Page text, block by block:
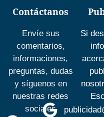
Contáctanos
Envíe sus
comentarios,
informaciones,
preguntas, dudas
y síguenos en
nuestras redes
sociales
Si